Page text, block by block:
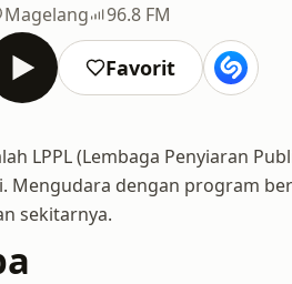
Magelang
96.8 FM
Favorit
LPPL (Lembaga Penyiaran
Mengudara dengan program
sekitarnya.